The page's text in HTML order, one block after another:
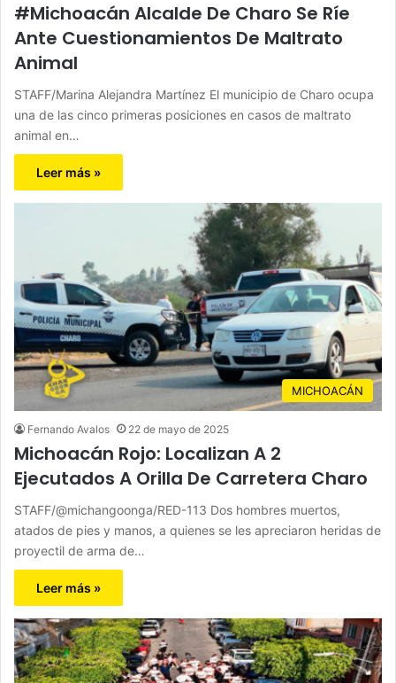
#Michoacán Alcalde De Charo Se Ríe
Ante Cuestionamientos De Maltrato
Animal
STAFF/Marina Alejandra Martínez El municipio de Charo ocupa
una de las cinco primeras posiciones en casos de maltrato
animal en…
Leer más »
MICHOACÁN
Fernando Avalos 22 de mayo de 2025
Michoacán Rojo: Localizan A 2
Ejecutados A Orilla De Carretera Charo
STAFF/@michangoonga/RED-113 Dos hombres muertos,
atados de pies y manos, a quienes se les apreciaron heridas de
proyectil de arma de…
Leer más »